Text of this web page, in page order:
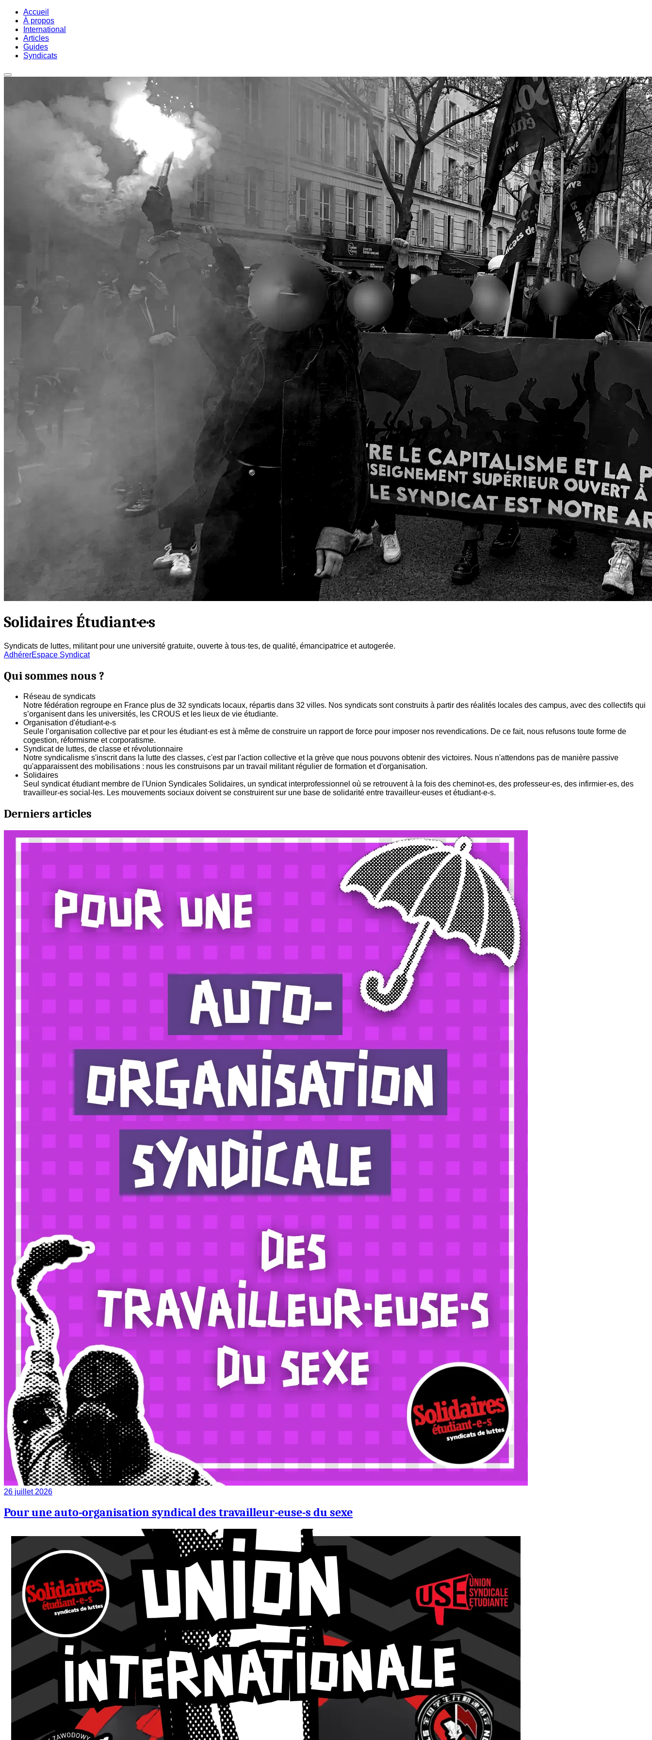
Accueil
À propos
International
Articles
Guides
Syndicats
Solidaires Étudiant·e·s
Syndicats de luttes, militant pour une université gratuite, ouverte à tous·tes, de qualité, émancipatrice et autogerée.
AdhérerEspace Syndicat
Qui sommes nous ?
Réseau de syndicats
Notre fédération regroupe en France plus de 32 syndicats locaux, répartis dans 32 villes. Nos syndicats sont construits à partir des réalités locales des campus, avec des collectifs qui
s’organisent dans les universités, les CROUS et les lieux de vie étudiante.
Organisation d'étudiant-e-s
Seule l’organisation collective par et pour les étudiant·es est à même de construire un rapport de force pour imposer nos revendications. De ce fait, nous refusons toute forme de
cogestion, réformisme et corporatisme.
Syndicat de luttes, de classe et révolutionnaire
Notre syndicalisme s'inscrit dans la lutte des classes, c'est par l'action collective et la grève que nous pouvons obtenir des victoires. Nous n'attendons pas de manière passive
qu'apparaissent des mobilisations : nous les construisons par un travail militant régulier de formation et d'organisation.
Solidaires
Seul syndicat étudiant membre de l'Union Syndicales Solidaires, un syndicat interprofessionnel où se retrouvent à la fois des cheminot-es, des professeur-es, des infirmier-es, des
travailleur-es social-les. Les mouvements sociaux doivent se construirent sur une base de solidarité entre travailleur-euses et étudiant-e-s.
Derniers articles
26 juillet 2026
Pour une auto-organisation syndical des travailleur-euse-s du sexe